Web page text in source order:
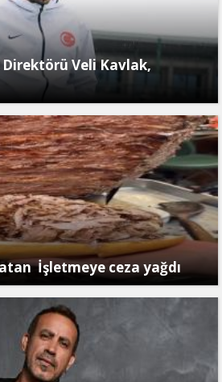
Veli Kavlak,
İşletmeye ceza yağdı